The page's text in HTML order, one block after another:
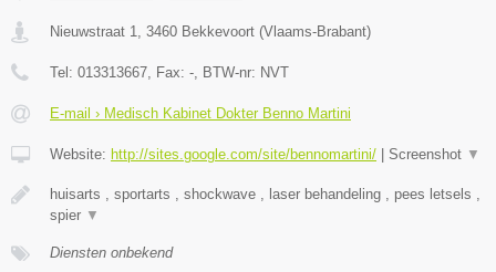
Nieuwstraat 1 3460 Bekkevoort (Vlaams-Brabant)
Tel: 013313667 , Fax: - , BTW-nr: NVT
E-mail › Medisch Kabinet Dokter Benno Martini
Website: http://sites.google.com/site/bennomartini/ Screenshot ▼
huisarts , sportarts , shockwave , laser behandeling , pees letsels ,
spier ▼
Diensten onbekend